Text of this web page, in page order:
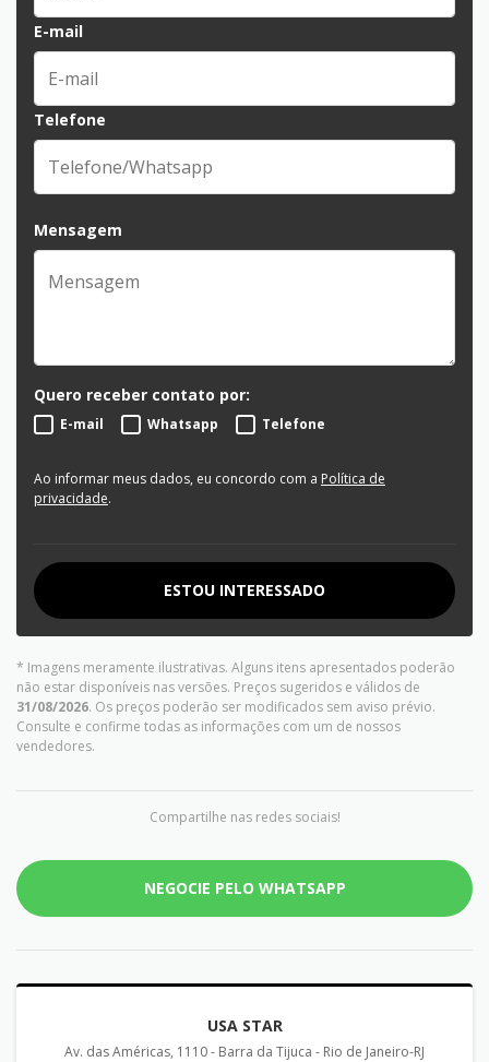
E-mail
Telefone
Mensagem
Quero receber contato por:
E-mail Whatsapp Telefone
Ao informar meus dados, eu concordo com a Política de
privacidade.
ESTOU INTERESSADO
* Imagens meramente ilustrativas. Alguns itens apresentados poderão
não estar disponíveis nas versões. Preços sugeridos e válidos de
31/08/2026. Os preços poderão ser modificados sem aviso prévio.
Consulte e confirme todas as informações com um de nossos
vendedores.
Compartilhe nas redes sociais!
NEGOCIE PELO WHATSAPP
USA STAR
Av. das Américas, 1110 - Barra da Tijuca - Rio de Janeiro-RJ